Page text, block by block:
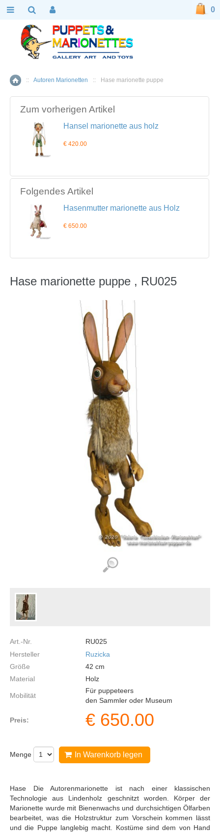
Home
:: Autoren Marionetten :: Hase marionette puppe
Zum vorherigen Artikel
Hansel marionette aus holz
€ 420.00
Folgendes Artikel
Hasenmutter marionette aus Holz
€ 650.00
Hase marionette puppe , RU025
Art.-Nr.
RU025
Hersteller
Ruzicka
Größe
42 cm
Material
Holz
Mobilität
Für puppeteers
den Sammler oder Museum
Preis: € 650.00
Menge In Warenkorb legen
Hase Die Autorenmarionette ist nach einer klassischen
Technologie aus Lindenholz geschnitzt worden. Körper der
Marionette wurde mit Bienenwachs und durchsichtigen Ölfarben
bearbeitet, was die Holzstruktur zum Vorschein kommen lässt
und die Puppe langlebig macht. Kostüme sind dem von Hand
0